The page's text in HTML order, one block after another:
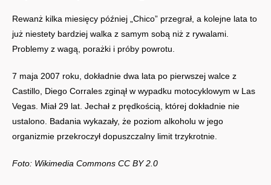
Rewanż kilka miesięcy później „Chico” przegrał, a kolejne lata to
już niestety bardziej walka z samym sobą niż z rywalami.
Problemy z wagą, porażki i próby powrotu.
7 maja 2007 roku, dokładnie dwa lata po pierwszej walce z
Castillo, Diego Corrales zginął w wypadku motocyklowym w Las
Vegas. Miał 29 lat. Jechał z prędkością, której dokładnie nie
ustalono. Badania wykazały, że poziom alkoholu w jego
organizmie przekroczył dopuszczalny limit trzykrotnie.
Foto: Wikimedia Commons CC BY 2.0